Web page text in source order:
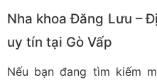
Nha khoa Đăng Lưu –
uy tín tại Gò Vấp
Nếu bạn đang tìm kiếm